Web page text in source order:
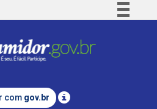
Comunica BR
Legislação
com gov.br